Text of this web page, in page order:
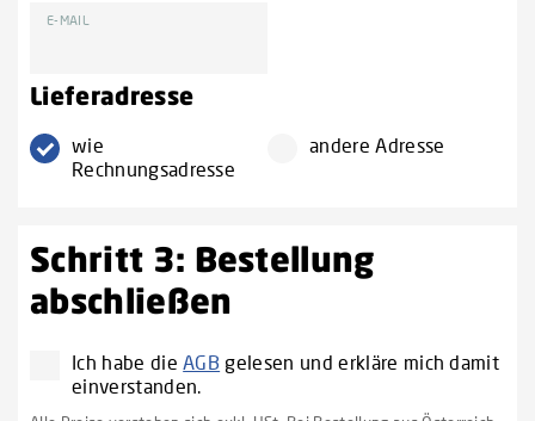
E-MAIL
Lieferadresse
wie
Rechnungsadresse
andere Adresse
Schritt 3: Bestellung
abschließen
Ich habe dieAGB gelesen und erkläre mich damit
einverstanden.